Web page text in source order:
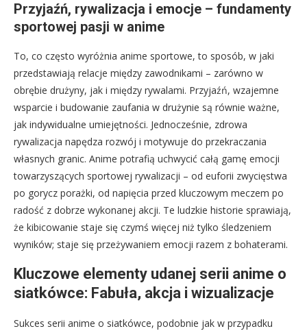
Przyjaźń, rywalizacja i emocje – fundamenty
sportowej pasji w anime
To, co często wyróżnia anime sportowe, to sposób, w jaki
przedstawiają relacje między zawodnikami – zarówno w
obrębie drużyny, jak i między rywalami. Przyjaźń, wzajemne
wsparcie i budowanie zaufania w drużynie są równie ważne,
jak indywidualne umiejętności. Jednocześnie, zdrowa
rywalizacja napędza rozwój i motywuje do przekraczania
własnych granic. Anime potrafią uchwycić całą gamę emocji
towarzyszących sportowej rywalizacji – od euforii zwycięstwa
po gorycz porażki, od napięcia przed kluczowym meczem po
radość z dobrze wykonanej akcji. Te ludzkie historie sprawiają,
że kibicowanie staje się czymś więcej niż tylko śledzeniem
wyników; staje się przeżywaniem emocji razem z bohaterami.
Kluczowe elementy udanej serii anime o
siatkówce: Fabuła, akcja i wizualizacje
Sukces serii anime o siatkówce, podobnie jak w przypadku